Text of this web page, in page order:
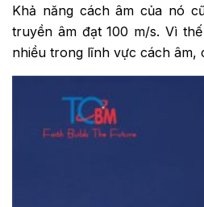
Khả năng cách âm của nó
truyền âm đạt 100 m/s. Vì
nhiều trong lĩnh vực cách âm,